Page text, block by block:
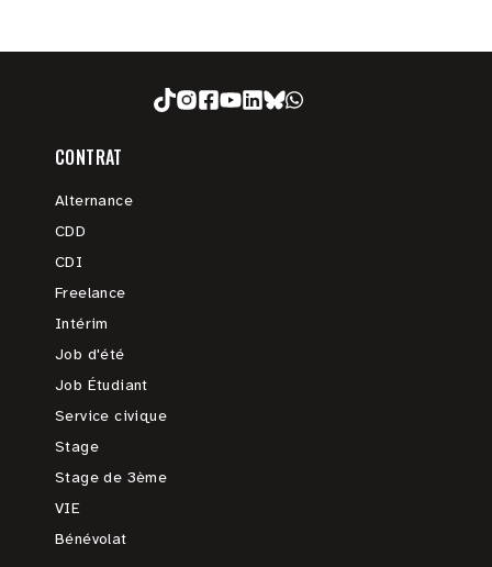
CONTRAT
Alternance
CDD
CDI
Freelance
Intérim
Job d'été
Job Étudiant
Service civique
Stage
Stage de 3ème
VIE
Bénévolat